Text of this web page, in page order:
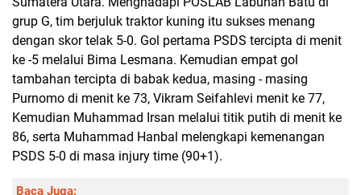
grup G, tim berjuluk traktor kuning itu sukses menang
dengan skor telak 5-0. Gol pertama PSDS tercipta di menit
ke -5 melalui Bima Lesmana. Kemudian empat gol
tambahan tercipta di babak kedua, masing - masing
Purnomo di menit ke 73, Vikram Seifahlevi menit ke 77,
Kemudian Muhammad Irsan melalui titik putih di menit ke
86, serta Muhammad Hanbal melengkapi kemenangan
PSDS 5-0 di masa injury time (90+1).
Baca Juga: